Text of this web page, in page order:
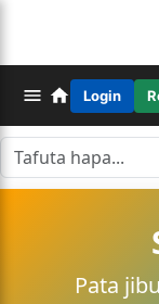
Login
Pata